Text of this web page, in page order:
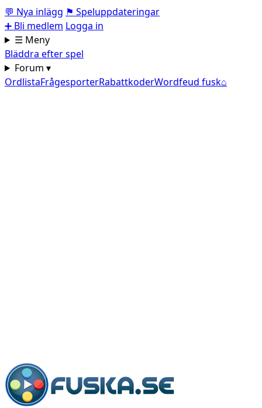
💬 Nya inlägg ⚑ Speluppdateringar
➕ Bli medlem Logga in
☰ Meny
Bläddra efter spel
Forum ▾
OrdlistaFrågesporterRabattkoderWordfeud fusk⌂